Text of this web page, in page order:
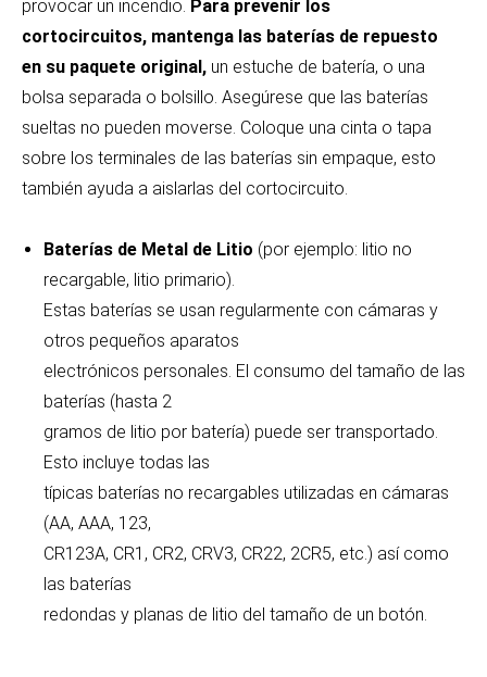
provocar un incendio. Para prevenir los
cortocircuitos, mantenga las baterías de repuesto
en su paquete original, un estuche de batería, o una
bolsa separada o bolsillo. Asegúrese que las baterías
sueltas no pueden moverse. Coloque una cinta o tapa
sobre los terminales de las baterías sin empaque, esto
también ayuda a aislarlas del cortocircuito.
Baterías de Metal de Litio (por ejemplo: litio no
recargable, litio primario).
Estas baterías se usan regularmente con cámaras y
otros pequeños aparatos
electrónicos personales. El consumo del tamaño de las
baterías (hasta 2
gramos de litio por batería) puede ser transportado.
Esto incluye todas las
típicas baterías no recargables utilizadas en cámaras
(AA, AAA, 123,
CR123A, CR1, CR2, CRV3, CR22, 2CR5, etc.) así como
las baterías
redondas y planas de litio del tamaño de un botón.